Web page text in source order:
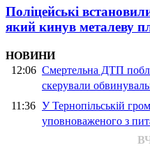
Поліцейські
який кинув металеву
НОВИНИ
12:06 Смертельна ДТП
скерували
11:36 У Тернопільській
уповноваженого з